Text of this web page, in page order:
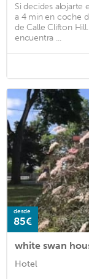
Si decides alojarte
a 4 min en coche
de Calle Clifton
encuentra ...
desde
85€
white swan
Hotel